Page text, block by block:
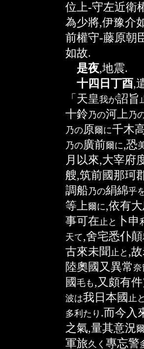
位上-守左近衛
為少將,伊豫介
前權守-藤原朝
如故.
是夜,地震.
十四日丁酉,
「天皇我が詔旨
十鈴乃の河上 乃
乃の原爾に千木
乃の廣前爾に,恐
月以來,大宰府
艘,筑前國那珂
調船乃の絹綿乎
等上爾に,依有
事可在止 と 卜申
天て,舍宅悉仆顛
古來未聞止 と ,
陸奧國又異常奈
國 毛も,又頗有
波は我日本國 止 と
多利 たり .而今入
之氣,量其意況爾
軍旅久 く 專忘警